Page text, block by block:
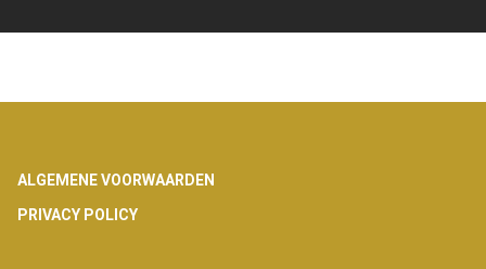
Footer
ALGEMENE VOORWAARDEN
PRIVACY POLICY